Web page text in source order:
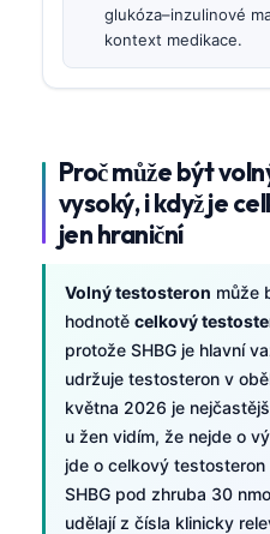
glukóza–inzulinové
kontext medikace.
Proč může být
vysoký, i když je
jen hraniční
Volný testosteron může
hodnotě celkový
protože SHBG je hlavní
udržuje testosteron v
května 2026 je
u žen vidím, že nejde o
jde o celkový testosteron
SHBG pod zhruba 30
udělají z čísla klinicky